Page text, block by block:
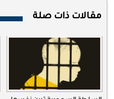
مقالات ذات صلة